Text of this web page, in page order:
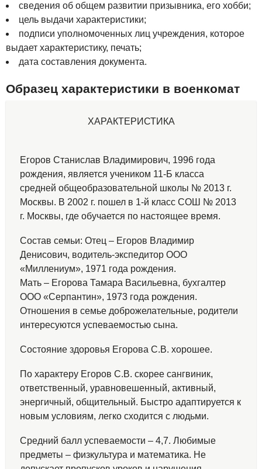
сведения об общем развитии призывника, его хобби;
цель выдачи характеристики;
подписи уполномоченных лиц учреждения, которое
выдает характеристику, печать;
дата составления документа.
Образец характеристики в военкомат
ХАРАКТЕРИСТИКА
Егоров Станислав Владимирович, 1996 года
рождения, является учеником 11-Б класса
средней общеобразовательной школы № 2013 г.
Москвы. В 2002 г. пошел в 1-й класс СОШ № 2013
г. Москвы, где обучается по настоящее время.
Состав семьи: Отец – Егоров Владимир
Денисович, водитель-экспедитор ООО
«Миллениум», 1971 года рождения.
Мать – Егорова Тамара Васильевна, бухгалтер
ООО «Серпантин», 1973 года рождения.
Отношения в семье доброжелательные, родители
интересуются успеваемостью сына.
Состояние здоровья Егорова С.В. хорошее.
По характеру Егоров С.В. скорее сангвиник,
ответственный, уравновешенный, активный,
энергичный, общительный. Быстро адаптируется к
новым условиям, легко сходится с людьми.
Средний балл успеваемости – 4,7. Любимые
предметы – физкультура и математика. Не